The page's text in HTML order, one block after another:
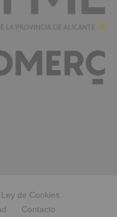
Ley de Cookies
Contacto